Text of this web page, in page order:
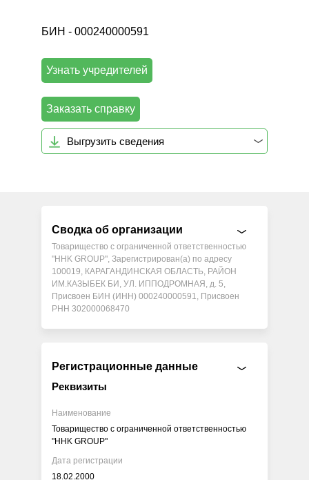
БИН - 000240000591
Узнать учредителей
Заказать справку
Выгрузить сведения
Сводка об организации
Товарищество с ограниченной ответственностью
"HHK GROUP", Зарегистрирован(а) по адресу
100019, КАРАГАНДИНСКАЯ ОБЛАСТЬ, РАЙОН
ИМ.КАЗЫБЕК БИ, УЛ. ИППОДРОМНАЯ, д. 5,
Присвоен БИН (ИНН) 000240000591, Присвоен
РНН 302000068470
Регистрационные данные
Реквизиты
Наименование
Товарищество с ограниченной ответственностью
"HHK GROUP"
Дата регистрации
18.02.2000